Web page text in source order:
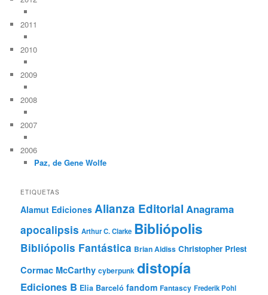
2011
2010
2009
2008
2007
2006
Paz, de Gene Wolfe
ETIQUETAS
Alamut Ediciones Alianza Editorial Anagrama
apocalipsis Arthur C. Clarke Bibliópolis
Bibliópolis Fantástica Brian Aldiss Christopher Priest
Cormac McCarthy cyberpunk distopía
Ediciones B Elia Barceló fandom Fantascy Frederik Pohl